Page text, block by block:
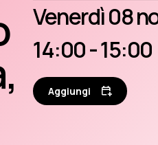
venerdì 08
14:00 - 15:00
Aggiungi